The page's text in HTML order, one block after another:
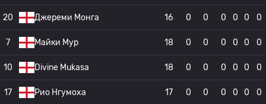
20 Джереми Монга 16 0 0 0 0 0 0
7 Майки Мур 18 0 0 0 0 0 0
10 Divine Mukasa 18 0 0 0 0 0 0
17 Рио Нгумоха 17 0 0 0 0 0 0